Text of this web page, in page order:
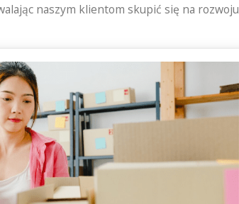
naszym klientom skupić się na rozwoju